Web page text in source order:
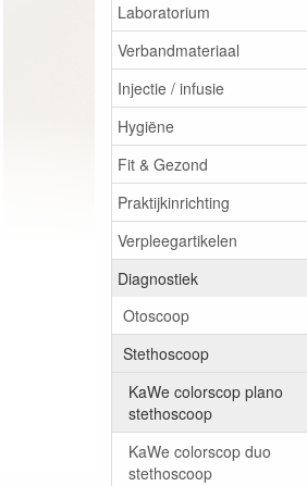
Laboratorium
Verbandmateriaal
Injectie / infusie
Hygiëne
Fit & Gezond
Praktijkinrichting
Verpleegartikelen
Diagnostiek
Otoscoop
Stethoscoop
KaWe colorscop plano
stethoscoop
KaWe colorscop duo
stethoscoop